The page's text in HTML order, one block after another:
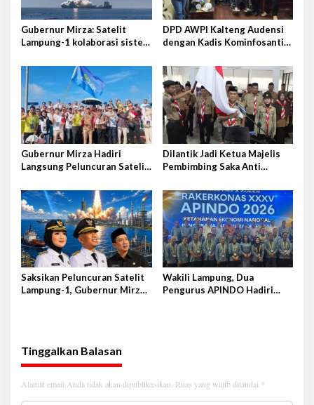
o
s
Gubernur Mirza: Satelit
Lampung-1 kolaborasi sister
DPD AWPI Kalteng Audensi
dengan Kadis Kominfosantik
Rencana Kongnas II AWPI se-
Indonesia
Gubernur Mirza Hadiri
Langsung Peluncuran Satelit
Tiongkok Timur
Dilantik Jadi Ketua Majelis
Pembimbing Saka Anti
Selatan, Kepala BNNK
Pramuka Garda P4GN
Saksikan Peluncuran Satelit
Lampung-1, Gubernur Mirza
Wakili Lampung, Dua
Pengurus APINDO Hadiri
Tinggalkan Balasan
Alamat email Anda tidak akan dipublikasikan. Ruas yang wajib ditandai *